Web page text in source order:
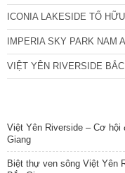
ICONIA LAKESIDE TỐ
IMPERIA SKY PARK NAM
VIỆT YÊN RIVERSIDE
Việt Yên Riverside – Cơ hội
Giang
Biệt thự ven sông Việt Yên